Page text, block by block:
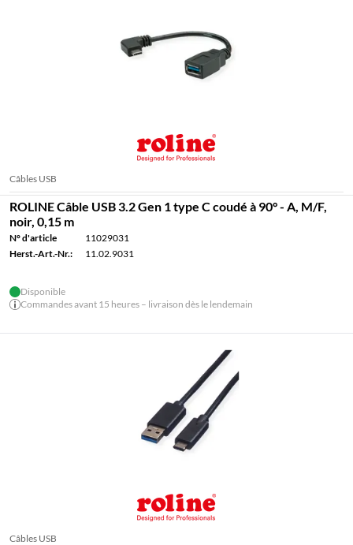
Câbles USB
ROLINE Câble USB 3.2 Gen 1 type C coudé à 90° - A, M/F,
noir, 0,15 m
N° d'article
11029031
Herst.-Art.-Nr.:
11.02.9031
Disponible
Commandes avant 15 heures – livraison dès le lendemain
Câbles USB